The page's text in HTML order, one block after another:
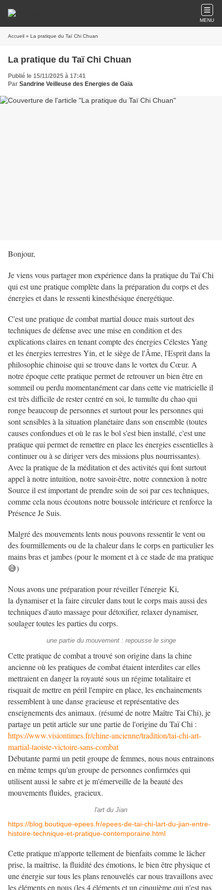
MENU
Accueil » La pratique du Taï Chi Chuan
La pratique du Taï Chi Chuan
Publié le 15/11/2025 à 17:41
Par Sandrine Veilleuse des Energies de Gaïa
Bonjour,
Je viens vous partager mon expérience dans la pratique du Taï Chi
qui est une pratique complète dans la préparation du corps et des
énergies et dans le ressenti kinesthésique énergétique.
C'est une pratique de combat martial douce mais surtout des
techniques de défense avec une mise en condition et des
explications claires en tenant compte des énergies Célestes Yang
et les énergies terrestres Yin, et le siège de l'Âme, l'Esprit dans la
philosophie chinoise qui se trouve dans le vortex du Cœur. A
notre époque cette pratique permet de retrouver un bien être en
sommeil ou perdu momentanément car dans cette vie matricielle il
est très difficile de rester centré en soi, le tumulte du chao qui
ronge beaucoup de personnes et surtout pour les personnes qui
sont sensibles à la situation planétaire dans son ensemble (toutes
causes confondues et où le ras le bol s'est bien installé, c'est une
pratique qui permet de remettre en place les énergies essentielles à
continuer ou à se diriger vers des missions plus nourrissantes).
Avec la pratique de la méditation et des activités qui font surtout
appel à notre intuition, notre savoir-être, notre connexion à notre
Source il est important de prendre soin de soi par ces techniques,
comme cela nous écoutons notre boussole intérieure et renforce la
Présence Je Suis.
Malgré des mouvements lents nous pouvons ressentir le vent ou
des fourmillements ou de la chaleur dans le corps en particulier les
mains bras et jambes (pour le moment et à ce stade de ma pratique
😅)
Nous avons une préparation pour réveiller l'énergie Ki,
la dynamiser et la faire circuler dans tout le corps mais aussi des
techniques d'auto massage pour détoxifier, relaxer dynamiser,
soulager toutes les parties du corps.
une partie du mouvement : repousse le singe
Cette pratique de combat a trouvé son origine dans la chine
ancienne où les pratiques de combat étaient interdites car elles
mettraient en danger la royauté sous un régime totalitaire et
risquait de mettre en péril l'empire en place, les enchainements
ressemblent à une danse gracieuse et représentative des
enseignements des animaux. (résumé de notre Maître Tai Chi), je
partage un petit article sur une partie de l'origine du Taï Chi :
https://www.visiontimes.fr/chine-ancienne/tradition/tai-chi-art-
martial-taoiste-victoire-sans-combat
Débutante parmi un petit groupe de femmes, nous nous entrainons
en même temps qu'un groupe de personnes confirmées qui
utilisent aussi le sabre et je m'émerveille de la beauté des
mouvements fluides, gracieux.
l'art du Jian
https://blog.boutique-epees.fr/epees-de-tai-chi-lart-du-jian-entre-
histoire-technique-et-pratique-contemporaine.html
Cette pratique m'apporte tellement de bienfaits comme le lâcher
prise, la maîtrise, la fluidité des émotions, le bien être physique et
une énergie sur tous les plans renouvelés car nous travaillons avec
les éléments en nous (les 4 éléments et un cinquième qui n'est pas